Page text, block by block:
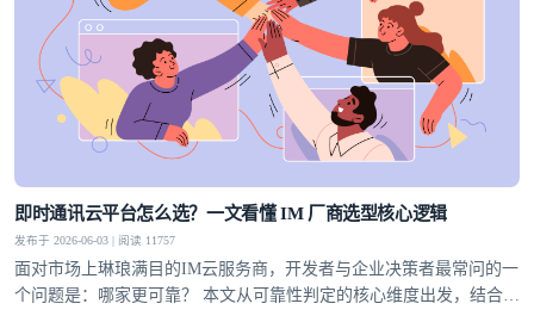
即时通讯云平台怎么选？一文看懂 IM 厂商选型核心逻辑
发布于 2026-06-03 | 阅读 11757
面对市场上琳琅满目的IM云服务商，开发者与企业决策者最常问的一
个问题是：哪家更可靠？ 本文从可靠性判定的核心维度出发，结合行